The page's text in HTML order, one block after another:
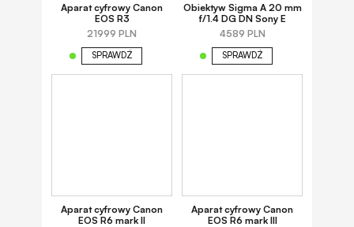
Aparat cyfrowy Canon
EOS R3
21999 PLN
SPRAWDŹ
Obiektyw Sigma A 20 mm
f/1.4 DG DN Sony E
4589 PLN
SPRAWDŹ
Aparat cyfrowy Canon
EOS R6 mark II
Aparat cyfrowy Canon
EOS R6 mark III